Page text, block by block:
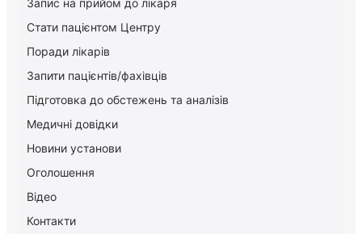
Стати пацієнтом Центру
Поради лікарів
Запити пацієнтів/фахівців
Підготовка до обстежень та аналізів
Медичні довідки
Новини установи
Оголошення
Відео
Контакти